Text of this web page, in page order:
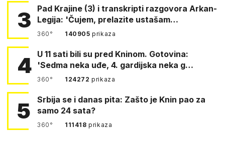
3
Pad Krajine (3) i transkripti razgovora Arkan-
Legija: 'Čujem, prelazite ustašam…
360° 140905prikaza
4 U 11 sati bili su pred Kninom. Gotovina:
'Sedma neka uđe, 4. gardijska neka g…
360° 124272prikaza
5
Srbija se i danas pita: Zašto je Knin pao za
samo 24 sata?
360° 111418prikaza